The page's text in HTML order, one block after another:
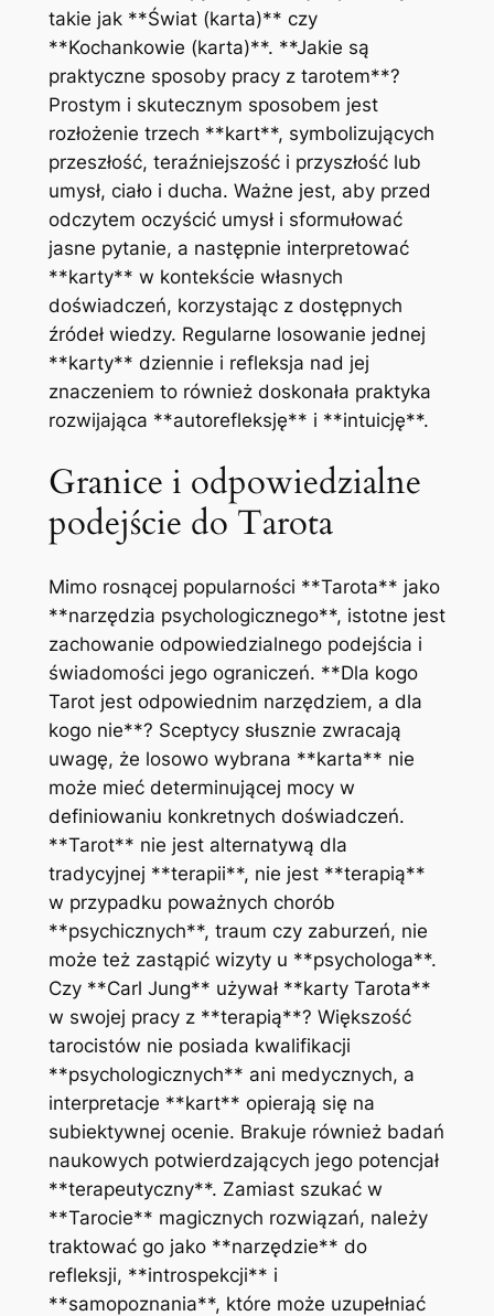
takie jak **Świat (karta)** czy
**Kochankowie (karta)**. **Jakie są
praktyczne sposoby pracy z tarotem**?
Prostym i skutecznym sposobem jest
rozłożenie trzech **kart**, symbolizujących
przeszłość, teraźniejszość i przyszłość lub
umysł, ciało i ducha. Ważne jest, aby przed
odczytem oczyścić umysł i sformułować
jasne pytanie, a następnie interpretować
**karty** w kontekście własnych
doświadczeń, korzystając z dostępnych
źródeł wiedzy. Regularne losowanie jednej
**karty** dziennie i refleksja nad jej
znaczeniem to również doskonała praktyka
rozwijająca **autorefleksję** i **intuicję**.
Granice i odpowiedzialne
podejście do Tarota
Mimo rosnącej popularności **Tarota** jako
**narzędzia psychologicznego**, istotne jest
zachowanie odpowiedzialnego podejścia i
świadomości jego ograniczeń. **Dla kogo
Tarot jest odpowiednim narzędziem, a dla
kogo nie**? Sceptycy słusznie zwracają
uwagę, że losowo wybrana **karta** nie
może mieć determinującej mocy w
definiowaniu konkretnych doświadczeń.
**Tarot** nie jest alternatywą dla
tradycyjnej **terapii**, nie jest **terapią**
w przypadku poważnych chorób
**psychicznych**, traum czy zaburzeń, nie
może też zastąpić wizyty u **psychologa**.
Czy **Carl Jung** używał **karty Tarota**
w swojej pracy z **terapią**? Większość
tarocistów nie posiada kwalifikacji
**psychologicznych** ani medycznych, a
interpretacje **kart** opierają się na
subiektywnej ocenie. Brakuje również badań
naukowych potwierdzających jego potencjał
**terapeutyczny**. Zamiast szukać w
**Tarocie** magicznych rozwiązań, należy
traktować go jako **narzędzie** do
refleksji, **introspekcji** i
**samopoznania**, które może uzupełniać